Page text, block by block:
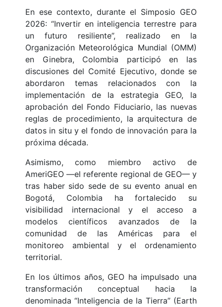
En ese contexto, durante el Simposio GEO
2026: “Invertir en inteligencia terrestre para
un futuro resiliente”, realizado en la
Organización Meteorológica Mundial (OMM)
en Ginebra, Colombia participó en las
discusiones del Comité Ejecutivo, donde se
abordaron temas relacionados con la
implementación de la estrategia GEO, la
aprobación del Fondo Fiduciario, las nuevas
reglas de procedimiento, la arquitectura de
datos in situ y el fondo de innovación para la
próxima década.
Asimismo, como miembro activo de
AmeriGEO —el referente regional de GEO— y
tras haber sido sede de su evento anual en
Bogotá, Colombia ha fortalecido su
visibilidad internacional y el acceso a
modelos científicos avanzados de la
comunidad de las Américas para el
monitoreo ambiental y el ordenamiento
territorial.
En los últimos años, GEO ha impulsado una
transformación conceptual hacia la
denominada “Inteligencia de la Tierra” (Earth